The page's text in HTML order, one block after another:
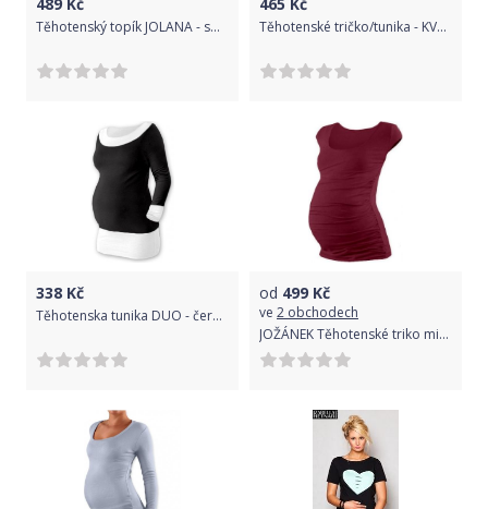
Těhotenský topík JOLANA - smetanová, Velikosti těh. moda S/M Těhotenské tričko/tunika - KVĚTY do lososové - Be MaaMaa velikost S/M
338 Kč
Těhotenska tunika DUO - černá/bílá, Velikosti těh. moda S/M
od 499 Kč
ve 2 obchodech
JOŽÁNEK Těhotenské triko mini rukáv JOHANKA - bordo